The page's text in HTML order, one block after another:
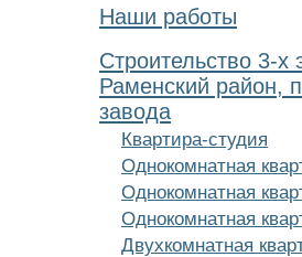
Наши работы
Строительство 3-х
Раменский район,
завода
Квартира-студия
Однокомнатная
Однокомнатная
Однокомнатная
Двухкомнатная